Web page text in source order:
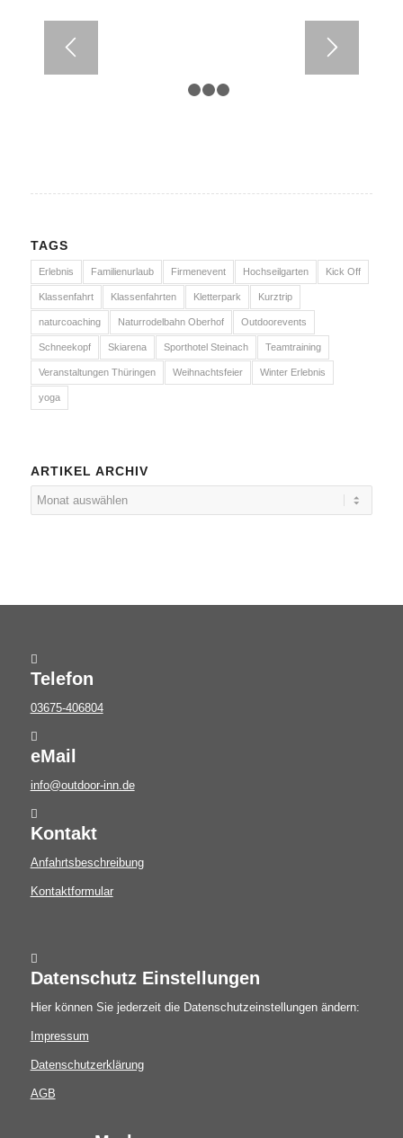
TAGS
Erlebnis Familienurlaub Firmenevent Hochseilgarten Kick Off
Klassenfahrt Klassenfahrten Kletterpark Kurztrip
naturcoaching Naturrodelbahn Oberhof Outdoorevents
Schneekopf Skiarena Sporthotel Steinach Teamtraining
Veranstaltungen Thüringen Weihnachtsfeier Winter Erlebnis
yoga
ARTIKEL ARCHIV
Telefon
03675-406804
eMail
info@outdoor-inn.de
Kontakt
Anfahrtsbeschreibung
Kontaktformular
Datenschutz Einstellungen
Hier können Sie jederzeit die Datenschutzeinstellungen ändern:
Impressum
Datenschutzerklärung
AGB